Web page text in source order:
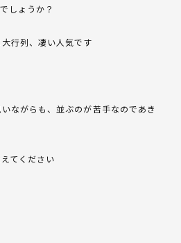
しょうか？
行列、凄い人気です
ながらも、並ぶのが苦手なのであき
てください